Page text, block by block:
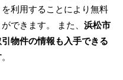
を利用することにより無料
できます。 また、 浜松市
物件の情報も入手できる
。